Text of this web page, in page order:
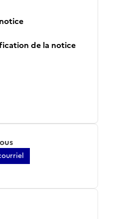
de la notice